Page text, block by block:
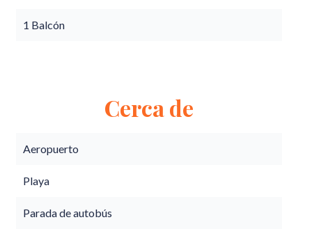
1 Balcón
Cerca de
Aeropuerto
Playa
Parada de autobús